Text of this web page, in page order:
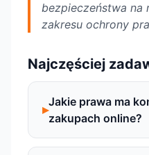
bezpieczeństwa
zakresu ochrony
Najczęściej
Jakie prawa ma
zakupach online?